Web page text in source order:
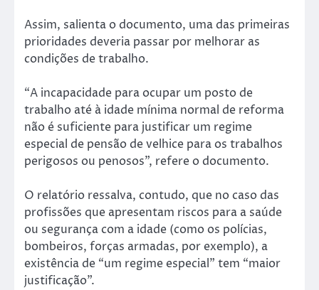
Assim, salienta o documento, uma das primeiras
prioridades deveria passar por melhorar as
condições de trabalho.
“A incapacidade para ocupar um posto de
trabalho até à idade mínima normal de reforma
não é suficiente para justificar um regime
especial de pensão de velhice para os trabalhos
perigosos ou penosos”, refere o documento.
O relatório ressalva, contudo, que no caso das
profissões que apresentam riscos para a saúde
ou segurança com a idade (como os polícias,
bombeiros, forças armadas, por exemplo), a
existência de “um regime especial” tem “maior
justificação”.